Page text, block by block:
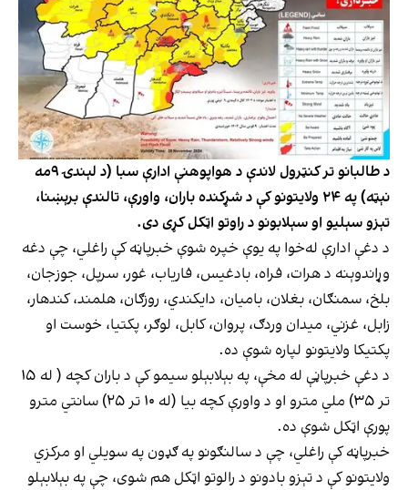
د طالبانو تر کنټرول لاندې د هواپوهنې ادارې سبا (د لېندۍ ۹مه
نېټه) په ۲۴ ولایتونو کې د شړکنده باران، واورې، تالندې برېښنا،
تېزو سېلیو او سېلابونو د راوتو اټکل کړی دی.
د دغې ادارې له‌خوا په یوې خپره شوې خبرپاڼه کې راغلي، چې دغه
وړاندوېنه د هرات، فراه، بادغیس، فاریاب، غور، سرپل، جوزجان،
بلخ، سمنګان، بغلان، بامیان، دایکندي، روزګان، هلمند، کندهار،
زابل، غزني، میدان وردګ، پروان، کابل، لوګر، پکتیا، خوست او
پکتیکا ولایتونو لپاره شوې ده.
د دغې خبرپاڼې له مخې، په بېلابېلو سیمو کې د باران کچه ( له ۱۵
تر ۳۵) ملي مترو او د واورې کچه بیا (له ۱۰ تر ۲۵) سانتي مترو
پورې اټکل شوې ده.
خبرپاڼه کې راغلي، چې د سالنګونو په ګډون په سویلي او مرکزي
ولایتونو کې د تېزو بادونو د رالوتو اټکل هم شوی، چې په بېلابېلو